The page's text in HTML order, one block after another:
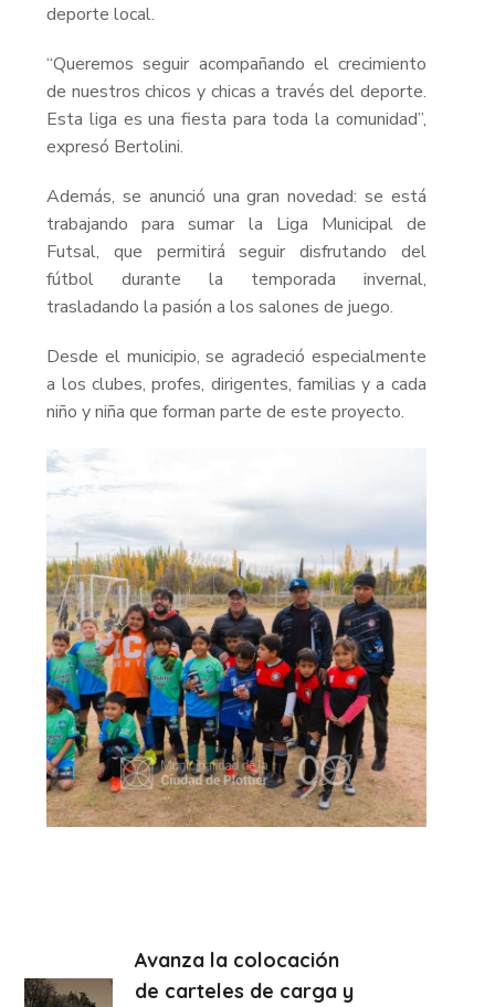
deporte local.
“Queremos seguir acompañando el crecimiento
de nuestros chicos y chicas a través del deporte.
Esta liga es una fiesta para toda la comunidad”,
expresó Bertolini.
Además, se anunció una gran novedad: se está
trabajando para sumar la Liga Municipal de
Futsal, que permitirá seguir disfrutando del
fútbol durante la temporada invernal,
trasladando la pasión a los salones de juego.
Desde el municipio, se agradeció especialmente
a los clubes, profes, dirigentes, familias y a cada
niño y niña que forman parte de este proyecto.
Avanza la colocación
de carteles de carga y